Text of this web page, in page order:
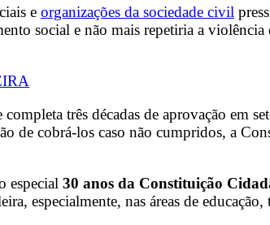
e organizações da sociedade civil
social e não mais repetiria a
três décadas de aprovação em
de cobrá-los caso não cumpridos, a
especial 30 anos da Constituição
especialmente, nas áreas de